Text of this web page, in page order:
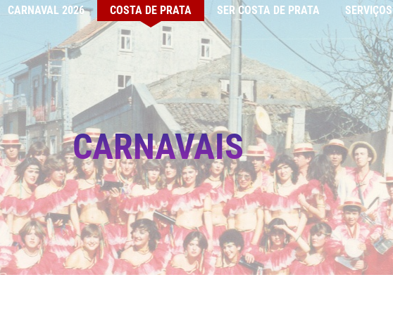
CARNAVAL 2026 COSTA DE PRATA SER COSTA DE PRATA SERVIÇOS
CARNAVAIS